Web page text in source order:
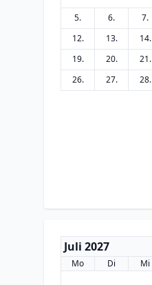
5.
6. 7.
12.
13. 14.
19.
20. 21.
26.
27. 28.
Juli 2027
Mo Di Mi